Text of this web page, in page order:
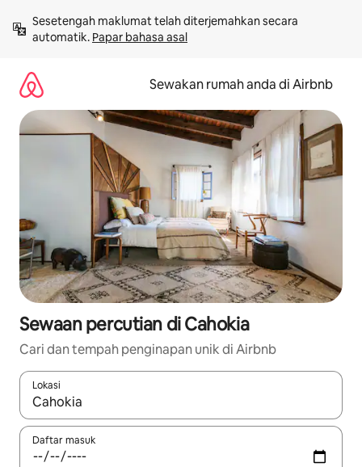
kandungan
Sesetengah maklumat telah diterjemahkan secara
automatik. Papar bahasa asal
Sewakan rumah anda di Airbnb
Sewaan percutian di Cahokia
Cari dan tempah penginapan unik di Airbnb
Lokasi
Apabila hasil tersedia, navigasi dengan kekunci anak panah
Daftar masuk